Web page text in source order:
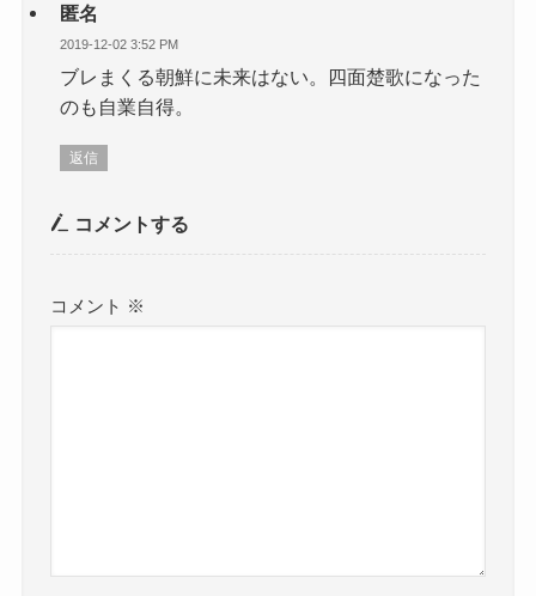
匿名
2019-12-02 3:52 PM
ブレまくる朝鮮に未来はない。四面楚歌になった
のも自業自得。
返信
コメントする
コメント ※